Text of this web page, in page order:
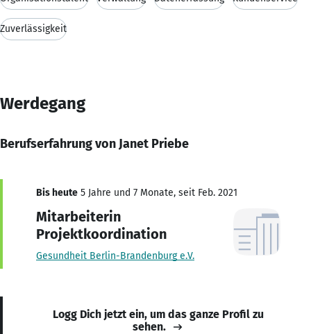
Zuverlässigkeit
Werdegang
Berufserfahrung von Janet Priebe
Bis heute 5 Jahre und 7 Monate, seit Feb. 2021
Mitarbeiterin
Projektkoordination
Gesundheit Berlin-Brandenburg e.V.
Logg Dich jetzt ein, um das ganze Profil zu
sehen.